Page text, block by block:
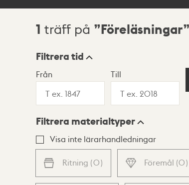
Sökresultat
1 träff på Föreläsningar
Visningsläge
Lista Karta
Filtrera tid
Från Till
Filtrera materialtyper
Visa inte lärarhandledningar
Ritning (0) Föremål (0)